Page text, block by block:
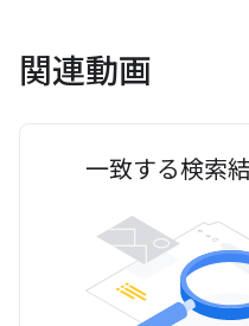
関連動画
一致する検索